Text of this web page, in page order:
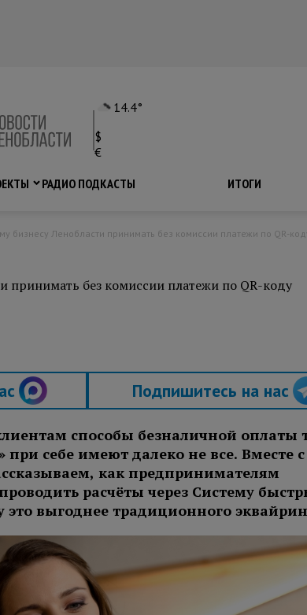
14.4°
$
€
РАДИО ПОДКАСТЫ ИТОГИ
бизнесу Ленобласти принимать без комиссии платежи по QR-
принимать без комиссии платежи по QR-коду
Подпишитесь на нас
способы безналичной оплаты
при себе имеют далеко не все. Вместе с
как предпринимателям
расчёты через Систему
выгоднее традиционного